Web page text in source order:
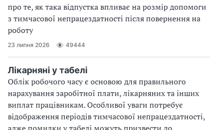
про те, як така відпустка впливає на розмір допомоги
з тимчасової непрацездатності після повернення на
роботу
23 липня 2026 49444
Лікарняні у табелі
Облік робочого часу є основою для правильного
нарахування заробітної плати, лікарняних та інших
виплат працівникам. Особливої уваги потребує
відображення періодів тимчасової непрацездатності,
адже помилки у табелі можуть призвести до